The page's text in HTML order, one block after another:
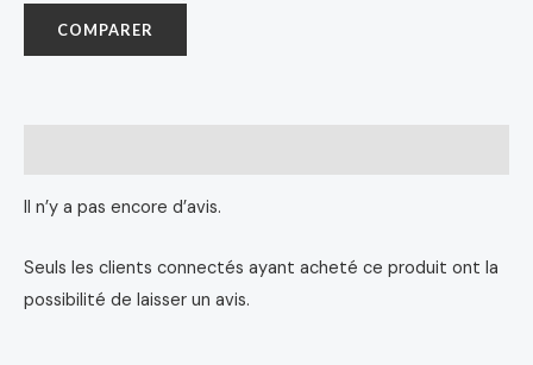
COMPARER
Il n’y a pas encore d’avis.
Seuls les clients connectés ayant acheté ce produit ont la
possibilité de laisser un avis.